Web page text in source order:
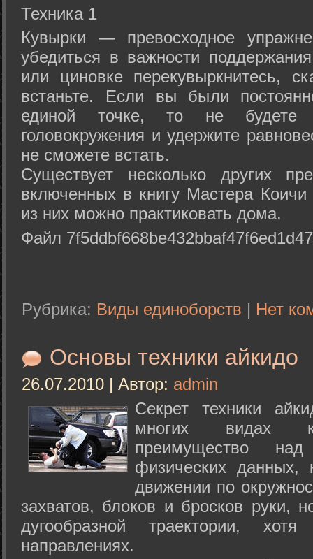
Техника 1
Кувырки — превосходное
убедиться в важности
или циновке перекувыркнитесь,
встаньте. Если вы были
единой точке, то не будете
головокружения и удержите
не сможете встать.
Существует несколько других
включенных в книгу Мастера
из них можно практиковать дома.
Файл
Рубрика: Виды единоборств | Нет
Основы техники айкидо
26.07.2010 | Автор: admin
Секрет техники
многих видах
преимущество
физических данных,
движении по
захватов, блоков и бросков руки,
дугообразной траектории,
направлениях.